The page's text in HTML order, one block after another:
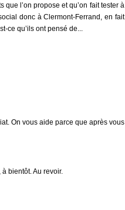
l’on propose et qu’on fait tester à
donc à Clermont-Ferrand, en fait
ce qu’ils ont pensé de...
On vous aide parce que après vous
bientôt. Au revoir.